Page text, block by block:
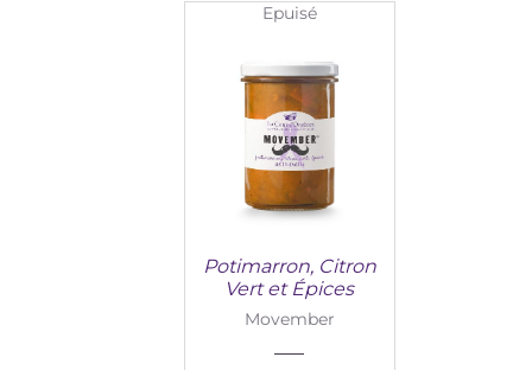
Epuisé
Potimarron, Citron
Vert et Épices
Movember